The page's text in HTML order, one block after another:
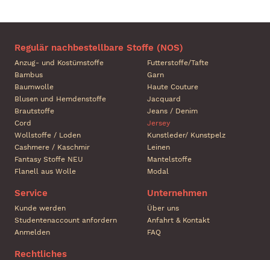
Regulär nachbestellbare Stoffe (NOS)
Anzug- und Kostümstoffe
Bambus
Baumwolle
Blusen und Hemdenstoffe
Brautstoffe
Cord
Wollstoffe / Loden
Cashmere / Kaschmir
Fantasy Stoffe NEU
Flanell aus Wolle
Futterstoffe/Tafte
Garn
Haute Couture
Jacquard
Jeans / Denim
Jersey
Kunstleder/ Kunstpelz
Leinen
Mantelstoffe
Modal
Service
Kunde werden
Studentenaccount anfordern
Anmelden
Unternehmen
Über uns
Anfahrt & Kontakt
FAQ
Rechtliches